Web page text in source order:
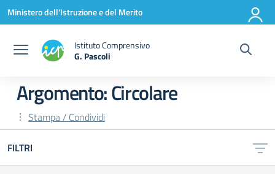
Vai ai contenuti
Vai al menu di navigazione
Vai al footer
Ministero dell'Istruzione e del Merito
Istituto Comprensivo
G. Pascoli
Argomento: Circolare
Stampa / Condividi
FILTRI